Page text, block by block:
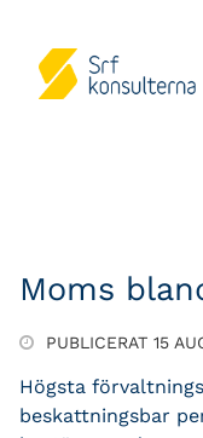
Moms
PUBLICERAT 15
Högsta
beskattningsbar